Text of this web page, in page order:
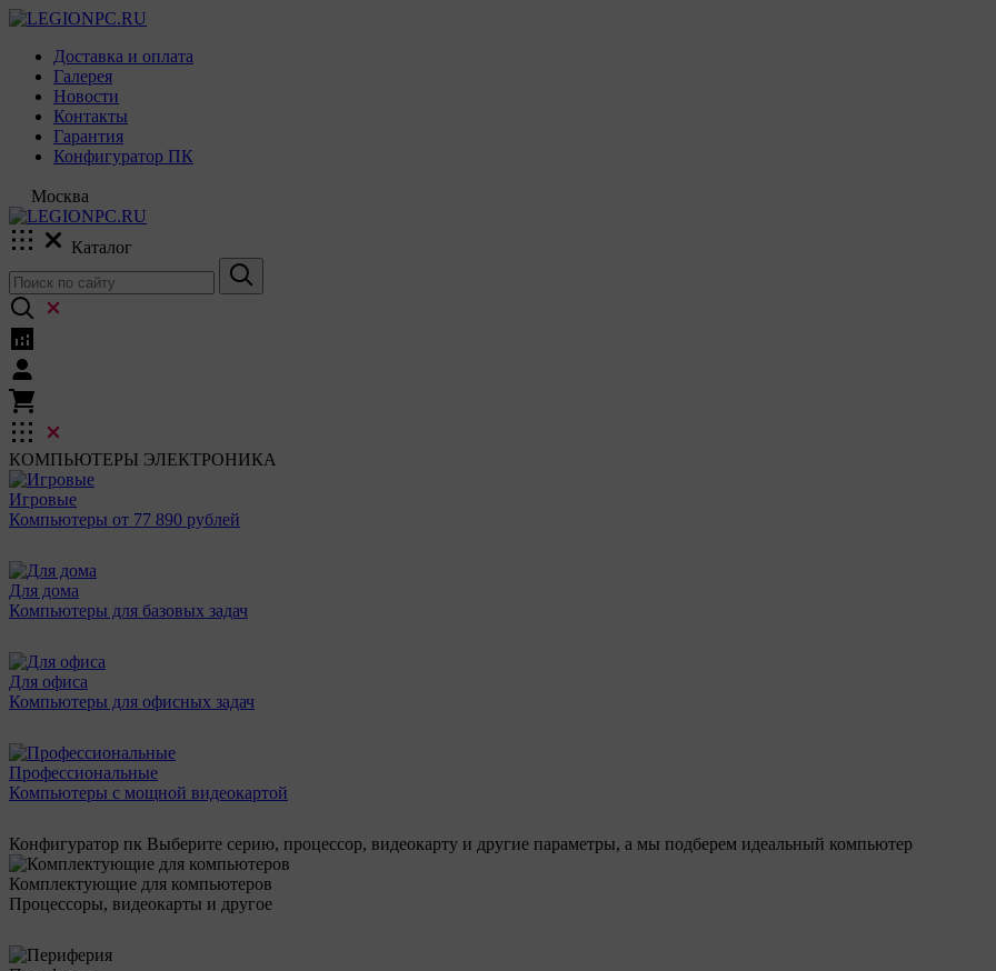
Доставка и оплата
Галерея
Новости
Контакты
Гарантия
Конфигуратор ПК
Москва
Каталог
КОМПЬЮТЕРЫ ЭЛЕКТРОНИКА
Игровые
Компьютеры от 77 890 рублей
Для дома
Компьютеры для базовых задач
Для офиса
Компьютеры для офисных задач
Профессиональные
Компьютеры с мощной видеокартой
Конфигуратор пк Выберите серию, процессор, видеокарту и другие параметры, а мы подберем идеальный компьютер
Комплектующие для компьютеров
Процессоры, видеокарты и другое